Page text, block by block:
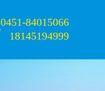
0451-84015066
18145194999